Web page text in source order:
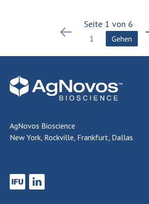
Seite 1 von 6
Gehen
AgNovos Bioscience
New York, Rockville, Frankfurt, Dallas